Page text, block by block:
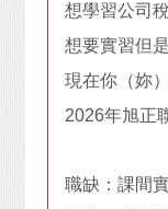
想學習公司
想要實習但
現在你（妳
2026年旭正
職缺：課間